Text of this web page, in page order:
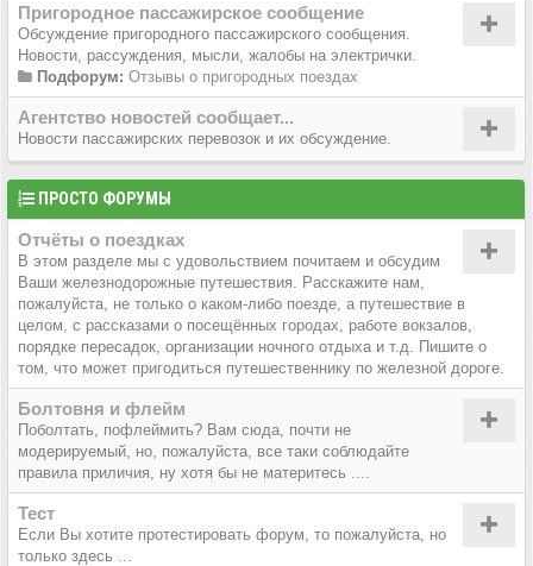
Пригородное пассажирское сообщение
Обсуждение пригородного пассажирского сообщения.
Новости, рассуждения, мысли, жалобы на электрички.
Подфорум: Отзывы о пригородных поездах
Агентство новостей сообщает...
Новости пассажирских перевозок и их обсуждение.
ПРОСТО ФОРУМЫ
Отчёты о поездках
В этом разделе мы с удовольствием почитаем и обсудим
Ваши железнодорожные путешествия. Расскажите нам,
пожалуйста, не только о каком-либо поезде, а путешествие в
целом, с рассказами о посещённых городах, работе вокзалов,
порядке пересадок, организации ночного отдыха и т.д. Пишите о
том, что может пригодиться путешественнику по железной дороге.
Болтовня и флейм
Поболтать, пофлеймить? Вам сюда, почти не
модерируемый, но, пожалуйста, все таки соблюдайте
правила приличия, ну хотя бы не материтесь ....
Тест
Если Вы хотите протестировать форум, то пожалуйста, но
только здесь ...